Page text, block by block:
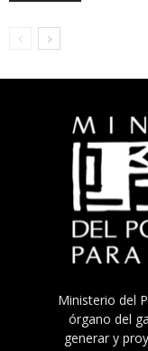
Ministerio del
órgano del
generar y